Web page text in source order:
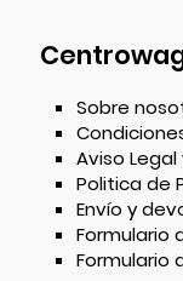
Sobre
Aviso
Politica de
Envío y
Formulario
Formulario